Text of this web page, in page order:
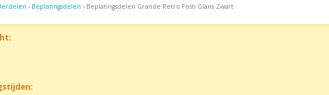
› Beplatingsdelen › Beplatingsdelen Grande Retro Fosti Glans Zwart